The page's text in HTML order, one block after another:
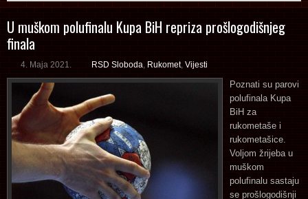
U muškom polufinalu Kupa BiH repriza prošlogodišnjeg
finala
4. Maja 2021. RSD Sloboda Rukomet, Vijesti
Poznati su parovi
polufinala Kupa
BiH za
rukometaše i
rukometašice.
Voljom žrijeba u
muškom
polufinalu sastaju
se prošlogodišnji